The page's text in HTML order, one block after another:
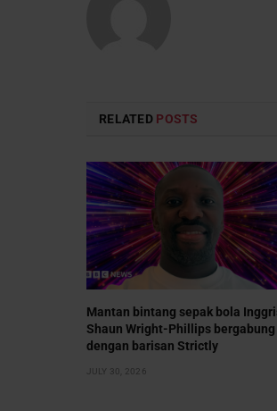
RELATED POSTS
Mantan bintang sepak bola
Shaun Wright-Phillips bergabung
dengan barisan Strictly
JULY 30, 2026